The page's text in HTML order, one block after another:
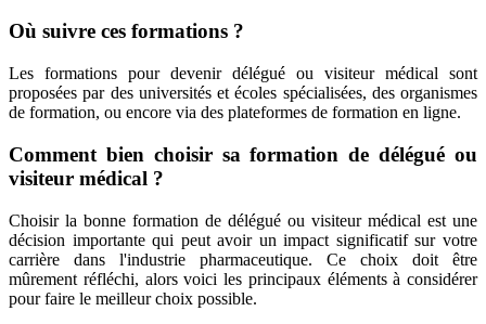
Où suivre ces formations ?
Les formations pour devenir délégué ou visiteur médical sont
proposées par des universités et écoles spécialisées, des organismes
de formation, ou encore via des plateformes de formation en ligne.
Comment bien choisir sa formation de délégué ou
visiteur médical ?
Choisir la bonne formation de délégué ou visiteur médical est une
décision importante qui peut avoir un impact significatif sur votre
carrière dans l'industrie pharmaceutique. Ce choix doit être
mûrement réfléchi, alors voici les principaux éléments à considérer
pour faire le meilleur choix possible.